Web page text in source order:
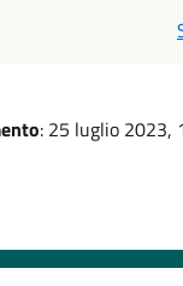
: 25 luglio 2023,